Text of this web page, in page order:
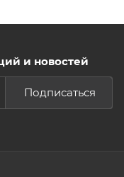
и новостей
Подписаться